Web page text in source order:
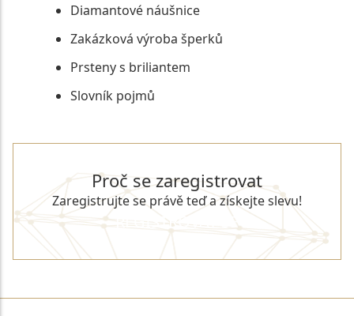
Diamantové náušnice
Zakázková výroba šperků
Prsteny s briliantem
Slovník pojmů
Proč se zaregistrovat
Zaregistrujte se právě teď a získejte slevu!
REGISTROVAT SE